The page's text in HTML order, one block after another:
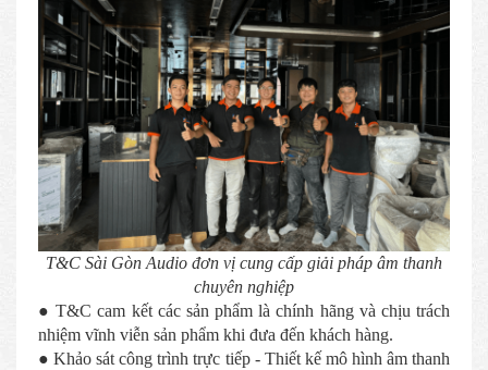
T&C Sài Gòn Audio đơn vị cung cấp giải pháp âm thanh
chuyên nghiệp
● T&C cam kết các sản phẩm là chính hãng và chịu trách
nhiệm vĩnh viễn sản phẩm khi đưa đến khách hàng.
● Khảo sát công trình trực tiếp - Thiết kế mô hình âm thanh